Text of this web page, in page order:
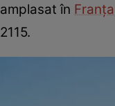
amplasat în Franța
2115.